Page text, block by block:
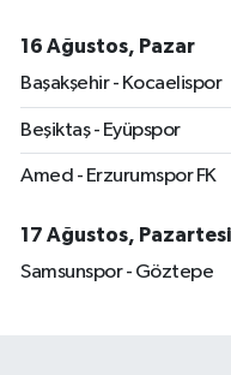
16 Ağustos, Pazar
Başakşehir - Kocaelispor
Beşiktaş - Eyüpspor
Amed - Erzurumspor FK
17 Ağustos, Pazartesi
Samsunspor - Göztepe